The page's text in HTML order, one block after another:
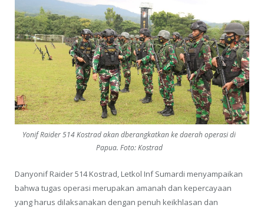
Yonif Raider 514 Kostrad akan dberangkatkan ke daerah operasi di
Papua. Foto: Kostrad
Danyonif Raider 514 Kostrad, Letkol Inf Sumardi menyampaikan
bahwa tugas operasi merupakan amanah dan kepercayaan
yang harus dilaksanakan dengan penuh keikhlasan dan